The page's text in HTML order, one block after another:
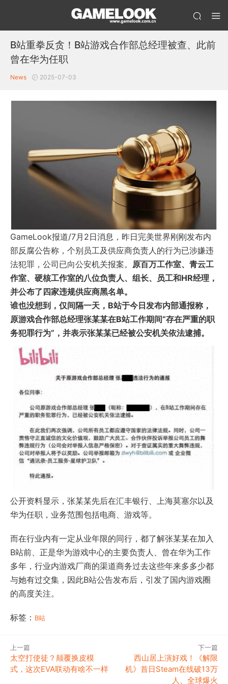
B站重拳反贪！B站游戏合作部总经理被查、此前
曾在华为任职
News 2025-07-03
GameLook报道/7月2日消息，昨日完美世界刚刚发布内
部反腐公告称，个别员工及供应商负责人的行为已涉嫌违
法犯罪，公司已向公安机关报案。 原百万工作室、 青云工
作室、硬核工作室的八位负责人、组长、员工和HR经理，
并公布了四家违规供应商黑名单。
谁也没想到，仅间隔一天，B站于今日发布内部通报称，
原游戏合作部总经理张某某在B站工作期间“存在严重的职
务犯罪行为”，并表示张某某已经被公安机关依法逮捕。
公开资料显示，张某某先后在汇丰银行、上海莫塞尔以及
华为任职，业务范围包括电商、游戏等。
而在行业内有一定从业年限的同行，都了解张某某在加入
B站前、正是华为游戏中心的主要负责人、曾在华为工作
多年，行业内游戏厂商的渠道商务过去这些年来多多少都
与她有过交集，因此B站公告发布后，引发了国内游戏圈
的高度关注。
标签： B站
上一篇
太空打使徒？颠覆换皮模
式，这次EVA联动有啥不一样
下一篇
西山居上演好戏！《解限
机》首日Steam在线破13万
人、全球爆火